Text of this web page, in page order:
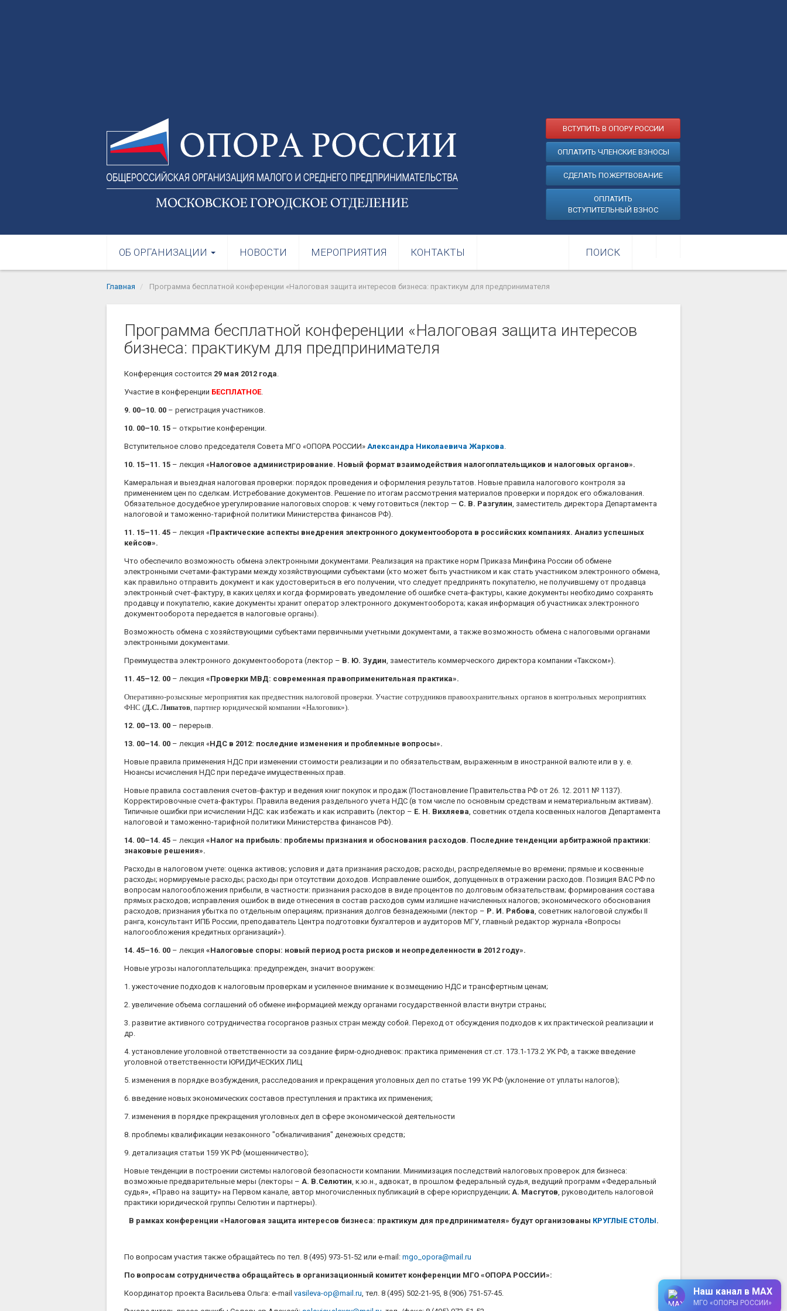
ВСТУПИТЬ В ОПОРУ РОССИИ
ОПЛАТИТЬ ЧЛЕНСКИЕ ВЗНОСЫ
СДЕЛАТЬ ПОЖЕРТВОВАНИЕ
ОПЛАТИТЬ
ВСТУПИТЕЛЬНЫЙ ВЗНОС
ОБ ОРГАНИЗАЦИИ НОВОСТИ МЕРОПРИЯТИЯ КОНТАКТЫ ПОИСК
Главная Программа бесплатной конференции «Налоговая защита интересов бизнеса: практикум для предпринимателя
Программа бесплатной конференции «Налоговая защита интересов
бизнеса: практикум для предпринимателя
Конференция состоится 29 мая 2012 года
Участие в конференции БЕСПЛАТНОЕ.
9. 00–10. 00 – регистрация участников.
10. 00–10. 15 – открытие конференции.
Вступительное слово председателя Совета МГО «ОПОРА РОССИИ» Александра Николаевича Жаркова
10. 15–11. 15 – лекция «Налоговое администрирование. Новый формат взаимодействия налогоплательщиков и налоговых органов».
Камеральная и выездная налоговая проверки: порядок проведения и оформления результатов. Новые правила налогового контроля за
применением цен по сделкам. Истребование документов. Решение по итогам рассмотрения материалов проверки и порядок его обжалования.
Обязательное досудебное урегулирование налоговых споров: к чему готовиться (лектор — С. В. Разгулин , заместитель директора Департамента
налоговой и таможенно-тарифной политики Министерства финансов РФ).
11. 15–11. 45 – лекция «Практические аспекты внедрения электронного документооборота в российских компаниях. Анализ успешных
кейсов».
Что обеспечило возможность обмена электронными документами. Реализация на практике норм Приказа Минфина России об обмене
электронными счетами-фактурами между хозяйствующими субъектами (кто может быть участником и как стать участником электронного обмена,
как правильно отправить документ и как удостовериться в его получении, что следует предпринять покупателю, не получившему от продавца
электронный счет-фактуру, в каких целях и когда формировать уведомление об ошибке счета-фактуры, какие документы необходимо сохранять
продавцу и покупателю, какие документы хранит оператор электронного документооборота; какая информация об участниках электронного
документооборота передается в налоговые органы).
Возможность обмена с хозяйствующими субъектами первичными учетными документами, а также возможность обмена с налоговыми органами
электронными документами.
Преимущества электронного документооборота (лектор – В. Ю. Зудин , заместитель коммерческого директора компании «Такском»).
11. 45–12. 00 – лекция «Проверки МВД: современная правоприменительная практика».
Оперативно-розыскные мероприятия как предвестник налоговой проверки. Участие сотрудников правоохранительных органов в контрольных мероприятиях
ФНС (Д.С. Липатов , партнер юридической компании «Налоговик»).
12. 00–13. 00 – перерыв.
13. 00–14. 00 – лекция «НДС в 2012: последние изменения и проблемные вопросы».
Новые правила применения НДС при изменении стоимости реализации и по обязательствам, выраженным в иностранной валюте или в у. е.
Нюансы исчисления НДС при передаче имущественных прав.
Новые правила составления счетов-фактур и ведения книг покупок и продаж (Постановление Правительства РФ от 26. 12. 2011 № 1137).
Корректировочные счета-фактуры. Правила ведения раздельного учета НДС (в том числе по основным средствам и нематериальным активам).
Типичные ошибки при исчислении НДС: как избежать и как исправить (лектор – Е. Н. Вихляева , советник отдела косвенных налогов Департамента
налоговой и таможенно-тарифной политики Министерства финансов РФ).
14. 00–14. 45 – лекция «Налог на прибыль: проблемы признания и обоснования расходов. Последние тенденции арбитражной практики:
знаковые решения».
Расходы в налоговом учете: оценка активов; условия и дата признания расходов; расходы, распределяемые во времени; прямые и косвенные
расходы; нормируемые расходы; расходы при отсутствии доходов. Исправление ошибок, допущенных в отражении расходов. Позиция ВАС РФ по
вопросам налогообложения прибыли, в частности: признания расходов в виде процентов по долговым обязательствам; формирования состава
прямых расходов; исправления ошибок в виде отнесения в состав расходов сумм излишне начисленных налогов; экономического обоснования
расходов; признания убытка по отдельным операциям; признания долгов безнадежными (лектор – Р. И. Рябова , советник налоговой службы II
ранга, консультант ИПБ России, преподаватель Центра подготовки бухгалтеров и аудиторов МГУ, главный редактор журнала «Вопросы
налогообложения кредитных организаций»).
14. 45–16. 00 – лекция «Налоговые споры: новый период роста рисков и неопределенности в 2012 году».
Новые угрозы налогоплательщика: предупрежден, значит вооружен:
1. ужесточение подходов к налоговым проверкам и усиленное внимание к возмещению НДС и трансфертным ценам;
2. увеличение объема соглашений об обмене информацией между органами государственной власти внутри страны;
3. развитие активного сотрудничества госорганов разных стран между собой. Переход от обсуждения подходов к их практической реализации и
др.
4. установление уголовной ответственности за создание фирм-однодневок: практика применения ст.ст. 173.1-173.2 УК РФ, а также введение
уголовной ответственности ЮРИДИЧЕСКИХ ЛИЦ
5. изменения в порядке возбуждения, расследования и прекращения уголовных дел по статье 199 УК РФ (уклонение от уплаты налогов);
6. введение новых экономических составов преступления и практика их применения;
7. изменения в порядке прекращения уголовных дел в сфере экономической деятельности
8. проблемы квалификации незаконного "обналичивания" денежных средств;
9. детализация статьи 159 УК РФ (мошенничество);
Новые тенденции в построении системы налоговой безопасности компании. Минимизация последствий налоговых проверок для бизнеса:
возможные предварительные меры (лекторы – А. В.Селютин , к.ю.н., адвокат, в прошлом федеральный судья, ведущий программ «Федеральный
судья» «Право на защиту» на Первом канале, автор многочисленных публикаций в сфере юриспруденции; А. Масгутов , руководитель налоговой
практики юридической группы Селютин и партнеры).
В рамках конференции «Налоговая защита интересов бизнеса: практикум для предпринимателя» будут организованы КРУГЛЫЕ СТОЛЫ.
По вопросам участия также обращайтесь по тел. 8 (495) 973-51-52 или е-mail: mgo_opora@mail.ru
По вопросам сотрудничества обращайтесь в организационный комитет конференции МГО «ОПОРА РОССИИ»:
Координатор проекта Васильева Ольга: e-mail vasileva-op@mail.ru , тел. 8 (495) 502-21-95, 8 (906) 751-57-45. Наш канал в MAX
МГО «ОПОРЫ РОССИИ»